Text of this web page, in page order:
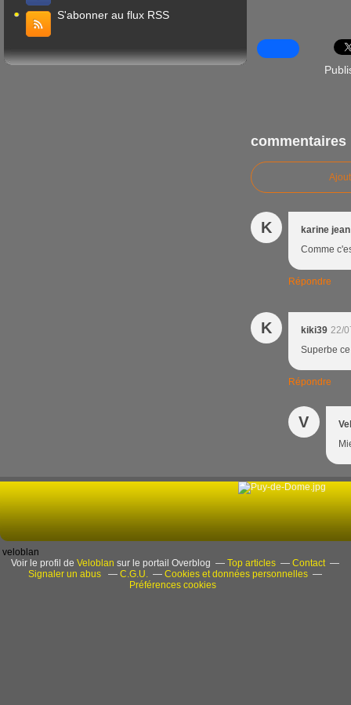
S'abonner au flux RSS
commentaires
K
karine jean
Comme
Répondre
K kiki39 22/
Superbe
Répondre
V
veloblan
Voir le profil deVeloblan sur le portail Overblog Top articles
Contact
Signaler un abus
C.G.U.
Cookies et données personnelles
Préférences cookies